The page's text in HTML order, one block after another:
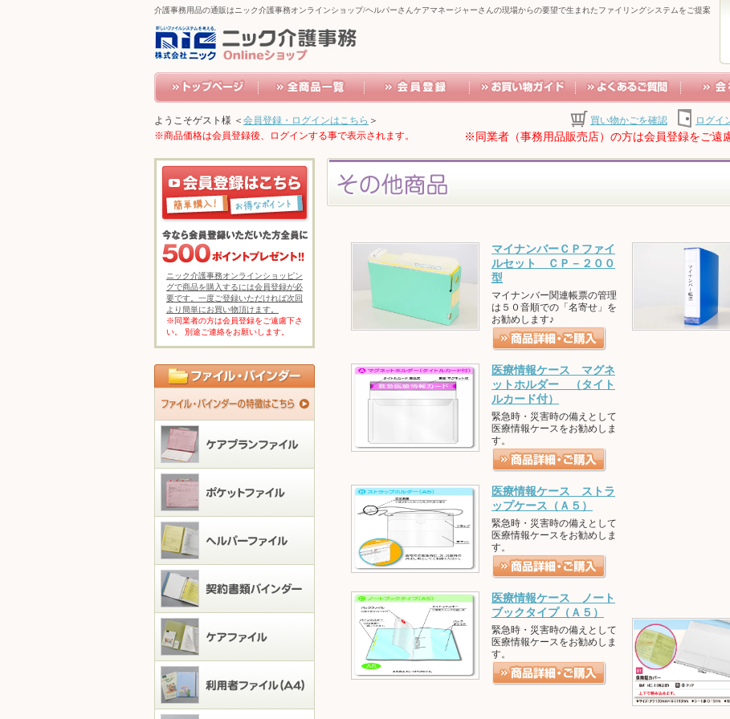
介護事務用品の通販はニック介護事務オンラインショップ/ヘルパーさんケアマネージャーさんの現場からの要望で生まれたファイリングシステムをご提案
ようこそゲスト様 ＜ 会員登録・ログインはこちら ＞
※商品価格は会員登録後、ログインする事で表示されます。
買い物かごを確認 ログイ
※同業者（事務用品販売店）の方は会員登録をご遠
マイナンバーＣＰファイ
ルセット ＣＰ－２００
型
マイナンバー関連帳票の管理
は５０音順での「名寄せ」を
お勧めします♪
医療情報ケース マグネ
ットホルダー （タイト
ルカード付）
緊急時・災害時の備えとして
医療情報ケースをお勧めしま
す。
医療情報ケース ストラ
ップケース（Ａ５）
緊急時・災害時の備えとして
医療情報ケースをお勧めしま
す。
医療情報ケース ノート
ブックタイプ（Ａ５）
緊急時・災害時の備えとして
医療情報ケースをお勧めしま
す。
ニック介護事務オンラインショッピン
グで商品を購入するには会員登録が必
要です。一度ご登録いただければ次回
より簡単にお買い物頂けます。
※同業者の方は会員登録をご遠慮下さ
い。 別途ご連絡をお願いします。